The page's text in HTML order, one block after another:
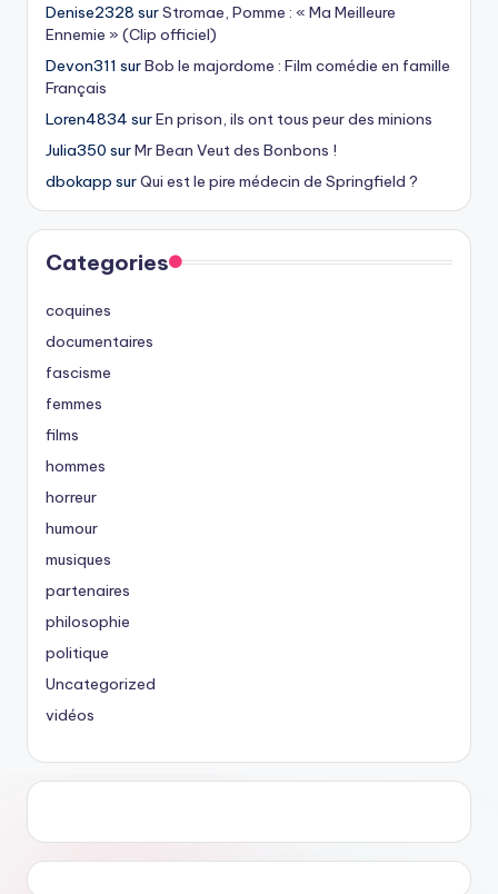
Denise2328 surStromae, Pomme : « Ma Meilleure
Ennemie » (Clip officiel)
Devon311 surBob le majordome : Film comédie en famille
Français
Loren4834 surEn prison, ils ont tous peur des minions
Julia350 surMr Bean Veut des Bonbons !
dbokapp surQui est le pire médecin de Springfield ?
Categories
coquines
documentaires
fascisme
femmes
films
hommes
horreur
humour
musiques
partenaires
philosophie
politique
Uncategorized
vidéos